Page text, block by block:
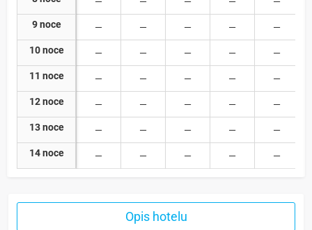
9 noce
10 noce
11 noce
12 noce
13 noce
14 noce
Opis hotelu